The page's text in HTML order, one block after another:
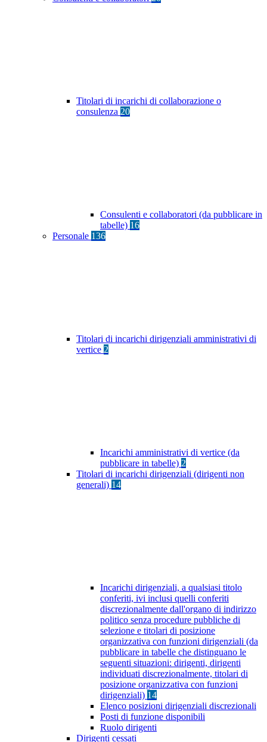
Titolari di incarichi di collaborazione o
consulenza 20
Consulenti e collaboratori (da pubblicare in
tabelle) 16
Personale 136
Titolari di incarichi dirigenziali amministrativi di
vertice 2
Incarichi amministrativi di vertice (da
pubblicare in tabelle) 2
Titolari di incarichi dirigenziali (dirigenti non
generali) 14
Incarichi dirigenziali, a qualsiasi titolo
conferiti, ivi inclusi quelli conferiti
discrezionalmente dall'organo di indirizzo
politico senza procedure pubbliche di
selezione e titolari di posizione
organizzativa con funzioni dirigenziali (da
pubblicare in tabelle che distinguano le
seguenti situazioni: dirigenti, dirigenti
individuati discrezionalmente, titolari di
posizione organizzativa con funzioni
dirigenziali) 14
Elenco posizioni dirigenziali discrezionali
Posti di funzione disponibili
Ruolo dirigenti
Dirigenti cessati